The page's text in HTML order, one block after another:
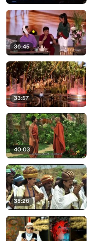
36:45
33:57
40:03
38:26